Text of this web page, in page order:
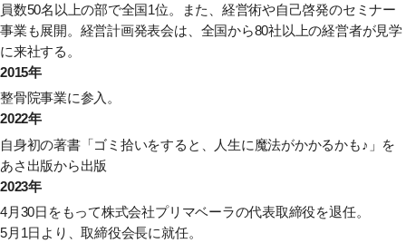
員数50名以上の部で全国1位。また、経営術や自己啓発のセミナー
事業も展開。経営計画発表会は、全国から80社以上の経営者が見学
に来社する。
2015年
整骨院事業に参入。
2022年
自身初の著書「ゴミ拾いをすると、人生に魔法がかかるかも♪」 を
あさ出版から出版
2023年
4月30日をもって株式会社プリマベーラの代表取締役を退任。
5月1日より、取締役会長に就任。